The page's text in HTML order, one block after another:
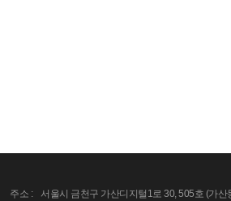
주소 :
서울시 금천구 가산디지털1로 30, 505호 (가